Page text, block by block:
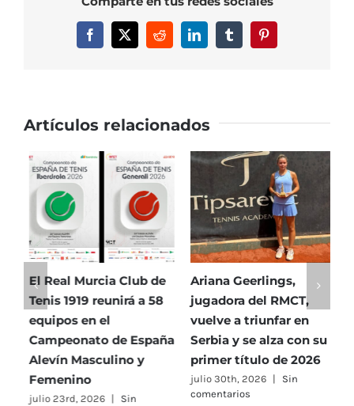
Club
de
Facebook
X RedditLinkedInTumblrPinterest
Artículos relacionados
El Real Murcia Club de
Tenis 1919 reunirá a 58
equipos en el
Campeonato de España
Alevín Masculino y
Femenino
julio 23rd, 2026
Sin
Ariana Geerlings,
jugadora del RMCT,
vuelve a triunfar en
Serbia y se alza con su
primer título de 2026
julio 30th, 2026
Sin
comentarios